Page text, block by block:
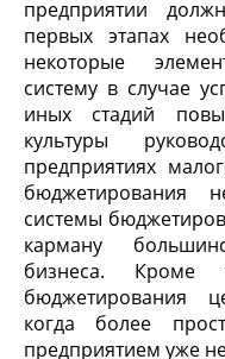
предприятии
первых этапах
некоторые
систему в случае
иных стадий
культуры
предприятиях
бюджетирования
системы
карману
бизнеса. Кроме
бюджетирования
когда более
предприятием уже